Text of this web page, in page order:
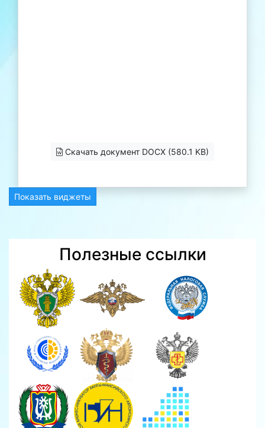
Скачать документ DOCX (580.1 KB)
Показать виджеты
Полезные ссылки